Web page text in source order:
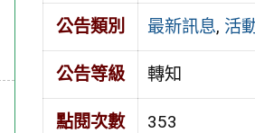
公告類別 最新訊息, 活
公告等級 轉知
點閱次數 353